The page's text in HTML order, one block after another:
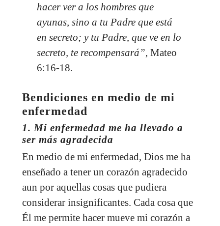
hacer ver a los hombres que
ayunas, sino a tu Padre que está
en secreto; y tu Padre, que ve en lo
secreto, te recompensará”, Mateo
6:16-18.
Bendiciones en medio de mi
enfermedad
1. Mi enfermedad me ha llevado a
ser más agradecida
En medio de mi enfermedad, Dios me ha
enseñado a tener un corazón agradecido
aun por aquellas cosas que pudiera
considerar insignificantes. Cada cosa que
Él me permite hacer mueve mi corazón a